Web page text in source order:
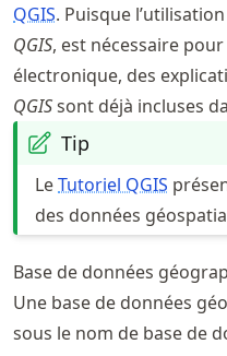
QGIS. Puisque
QGIS, est nécessaire
électronique, des
QGISsont déjà incluses
Tip
LeTutoriel QGIS
des données
Base de données
Une base de données
sous le nom de base de